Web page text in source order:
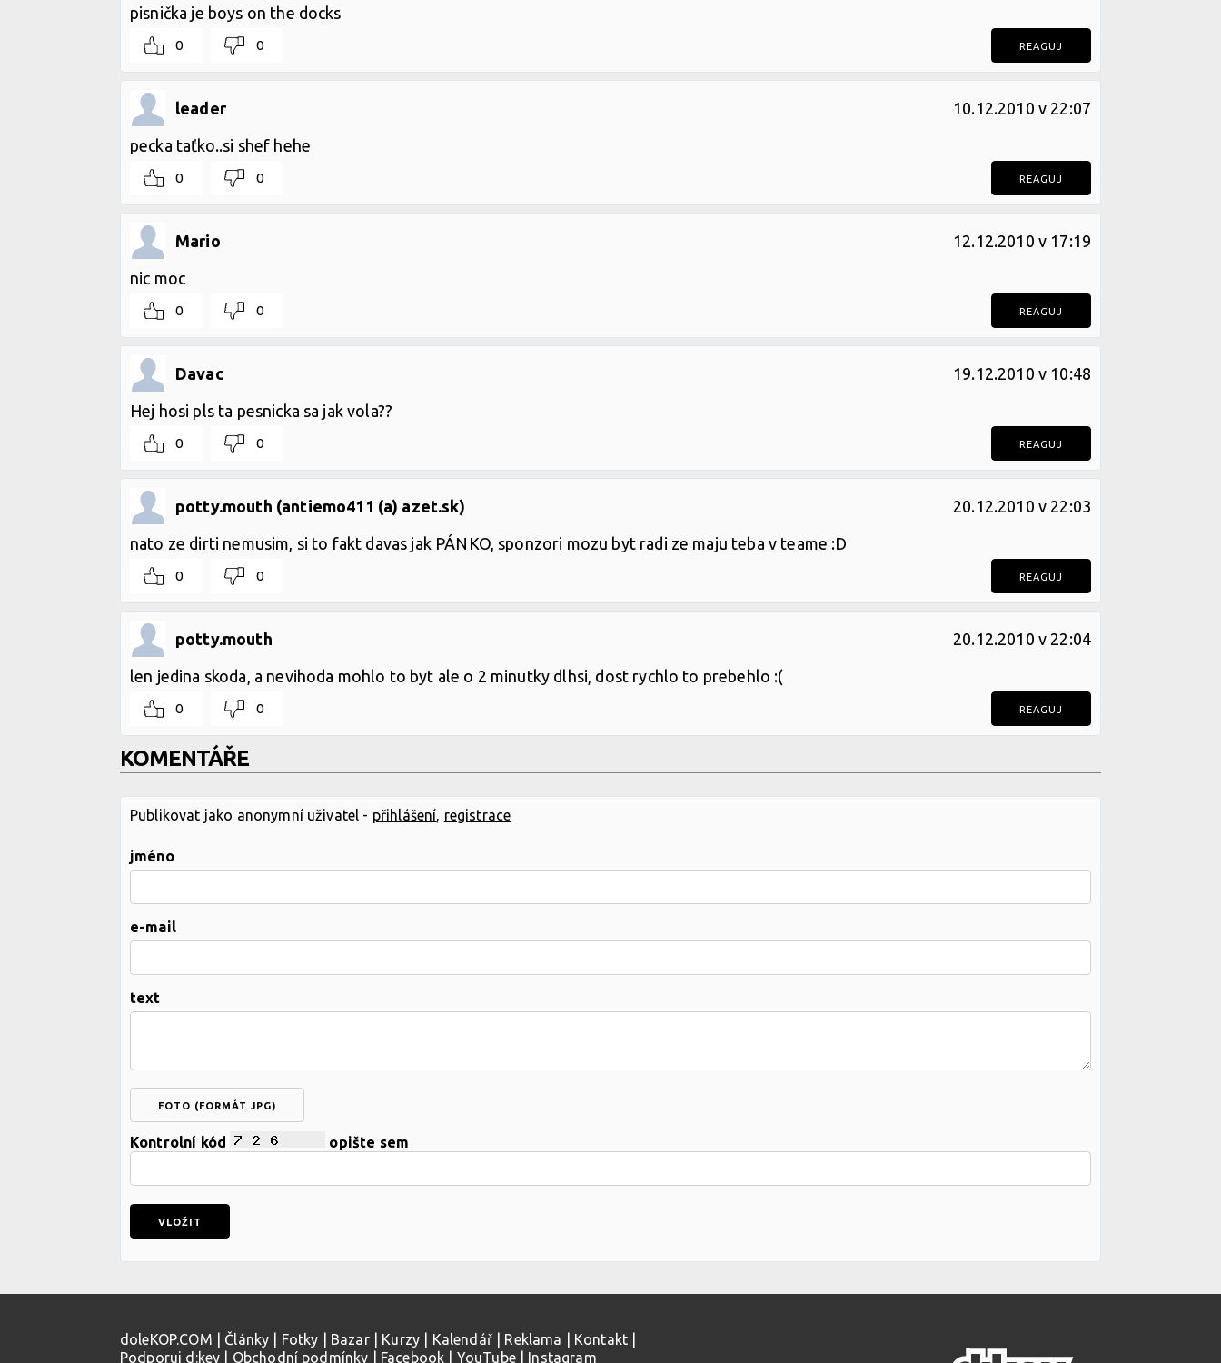
pisnička je boys on the docks
0 0 REAGUJ
leader 10.12.2010 v 22:07
pecka taťko..si shef hehe
0 0 REAGUJ
Mario 12.12.2010 v 17:19
nic moc
0 0 REAGUJ
Davac 19.12.2010 v 10:48
Hej hosi pls ta pesnicka sa jak vola??
0 0 REAGUJ
potty.mouth (antiemo411 (a) azet.sk) 20.12.2010 v 22:03
nato ze dirti nemusim, si to fakt davas jak PÁNKO, sponzori mozu byt radi ze maju teba v teame :D
0 0 REAGUJ
potty.mouth 20.12.2010 v 22:04
len jedina skoda, a nevihoda mohlo to byt ale o 2 minutky dlhsi, dost rychlo to prebehlo :(
0 0 REAGUJ
KOMENTÁŘE
Publikovat jako anonymní uživatel - přihlášení, registrace
jméno
e-mail
text
FOTO (FORMÁT JPG)
Kontrolní kód opište sem
doleKOP.COM Články Fotky Bazar| Kurzy Kalendář| Reklama Kontakt
Podporuj d:key
Obchodní podmínky Facebook YouTube| Instagram